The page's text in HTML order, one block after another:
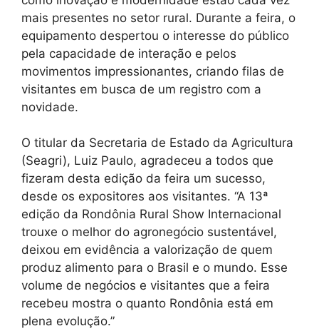
mais presentes no setor rural. Durante a feira, o
equipamento despertou o interesse do público
pela capacidade de interação e pelos
movimentos impressionantes, criando filas de
visitantes em busca de um registro com a
novidade.
O titular da Secretaria de Estado da Agricultura
(Seagri), Luiz Paulo, agradeceu a todos que
fizeram desta edição da feira um sucesso,
desde os expositores aos visitantes. ‘‘A 13ª
edição da Rondônia Rural Show Internacional
trouxe o melhor do agronegócio sustentável,
deixou em evidência a valorização de quem
produz alimento para o Brasil e o mundo. Esse
volume de negócios e visitantes que a feira
recebeu mostra o quanto Rondônia está em
plena evolução.”